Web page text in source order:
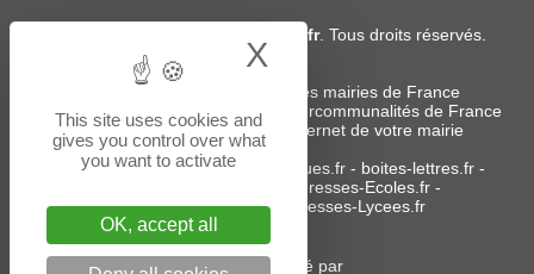
Adresses-Mairies.fr. Tous droits réservés.
Services :
Liste des adresses e-mails des mairies de France
Liste des adresses e-mails des intercommunalités de France
-Création ou refonte du site internet de votre mairie
Sites partenaires:donneespubliques.fr- boites-lettres.fr-
Adresses-Ecoles.fr -
Adresses-Colleges.fr- Adresses-Lycees.fr
Un service édité par
This site uses cookies and
gives you control over what
you want to activate
OK, accept all
X